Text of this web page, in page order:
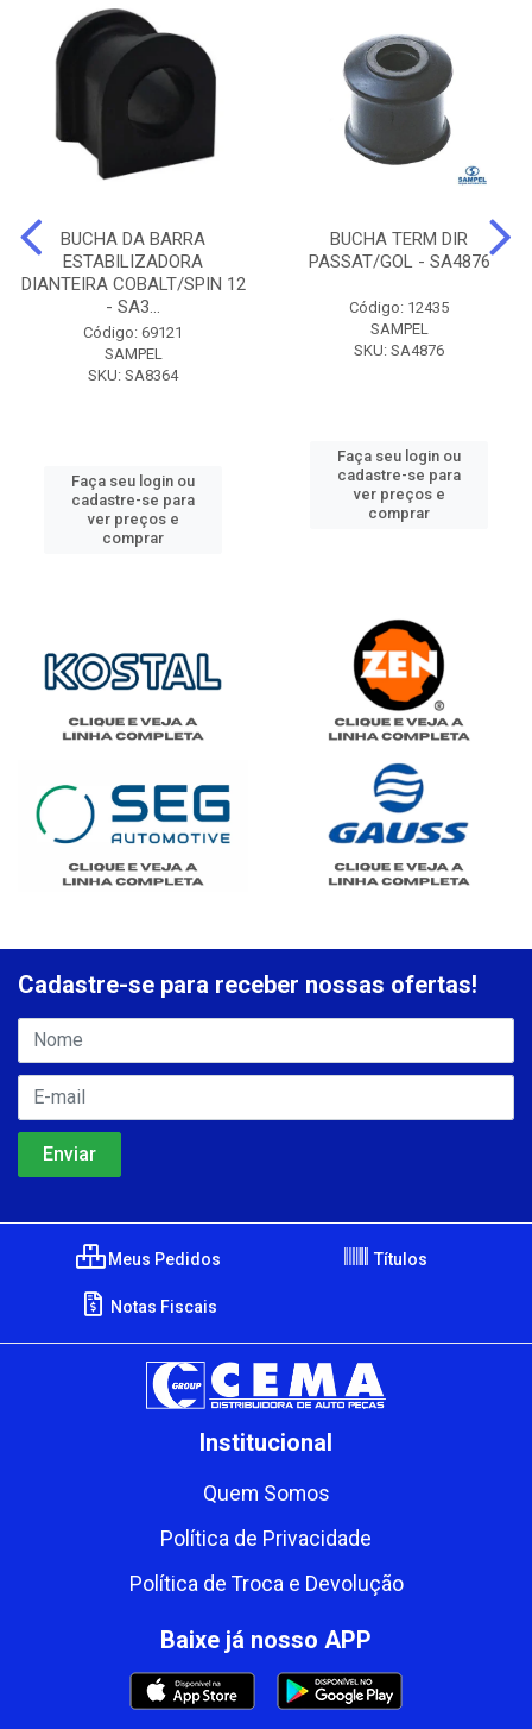
BUCHA DA BARRA
ESTABILIZADORA
DIANTEIRA COBALT/SPIN 12
- SA3...
Código: 69121
SAMPEL
SKU: SA8364
Faça seu login ou
cadastre-se para
ver preços e
comprar
BUCHA TERM DIR
PASSAT/GOL - SA4876
Código: 12435
SAMPEL
SKU: SA4876
Faça seu login ou
cadastre-se para
ver preços e
comprar
Cadastre-se para receber nossas ofertas!
Meus Pedidos Títulos
Notas Fiscais
Institucional
Quem Somos
Política de Privacidade
Política de Troca e Devolução
Baixe já nosso APP